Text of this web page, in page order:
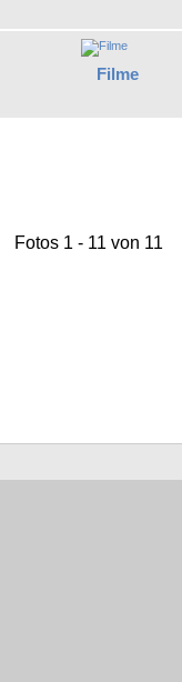
Filme
Fotos 1 - 11 von 11